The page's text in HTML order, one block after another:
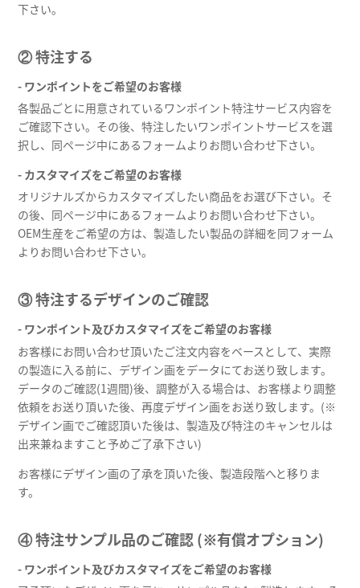
下さい。
② 特注する
- ワンポイントをご希望のお客様
各製品ごとに用意されているワンポイント特注サービス内容を
ご確認下さい。その後、特注したいワンポイントサービスを選
択し、同ページ中にあるフォームよりお問い合わせ下さい。
- カスタマイズをご希望のお客様
オリジナルズからカスタマイズしたい商品をお選び下さい。そ
の後、同ページ中にあるフォームよりお問い合わせ下さい。
OEM生産をご希望の方は、製造したい製品の詳細を同フォーム
よりお問い合わせ下さい。
③ 特注するデザインのご確認
- ワンポイント及びカスタマイズをご希望のお客様
お客様にお問い合わせ頂いたご注文内容をベースとして、実際
の製造に入る前に、デザイン画をデータにてお送り致します。
データのご確認(1週間)後、調整が入る場合は、お客様より調整
依頼をお送り頂いた後、再度デザイン画をお送り致します。(※
デザイン画でご確認頂いた後は、製造及び特注のキャンセルは
出来兼ねますこと予めご了承下さい)
お客様にデザイン画の了承を頂いた後、製造段階へと移りま
す。
④ 特注サンプル品のご確認 (※有償オプション)
- ワンポイント及びカスタマイズをご希望のお客様